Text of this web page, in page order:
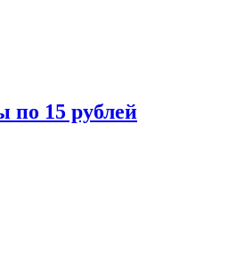
по 15 рублей